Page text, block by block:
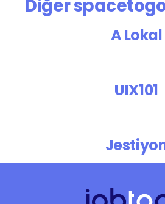
Diğer
A Lokal
UIX101